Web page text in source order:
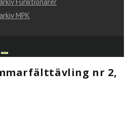
MPK
nr 2,